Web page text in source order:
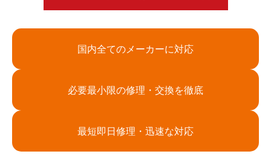
国内全てのメーカーに対応
必要最小限の修理・交換を徹底
最短即日修理・迅速な対応